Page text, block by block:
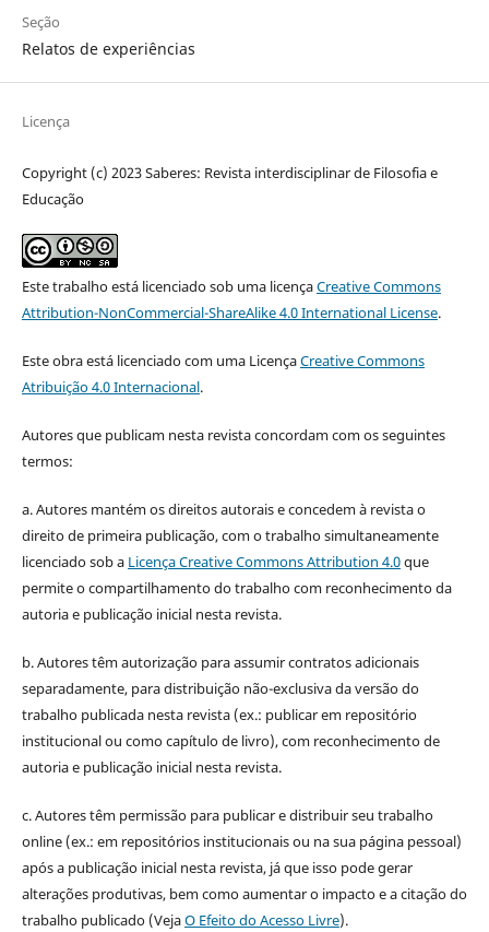
Seção
Relatos de experiências
Licença
Copyright (c) 2023 Saberes: Revista interdisciplinar de Filosofia e
Educação
Este trabalho está licenciado sob uma licençaCreative Commons
Attribution-NonCommercial-ShareAlike 4.0 International License.
Este obra está licenciado com uma LicençaCreative Commons
Atribuição 4.0 Internacional.
Autores que publicam nesta revista concordam com os seguintes
termos:
a. Autores mantém os direitos autorais e concedem à revista o
direito de primeira publicação, com o trabalho simultaneamente
licenciado sob a Licença Creative Commons Attribution 4.0que
permite o compartilhamento do trabalho com reconhecimento da
autoria e publicação inicial nesta revista.
b. Autores têm autorização para assumir contratos adicionais
separadamente, para distribuição não-exclusiva da versão do
trabalho publicada nesta revista (ex.: publicar em repositório
institucional ou como capítulo de livro), com reconhecimento de
autoria e publicação inicial nesta revista.
c. Autores têm permissão para publicar e distribuir seu trabalho
online (ex.: em repositórios institucionais ou na sua página pessoal)
após a publicação inicial nesta revista, já que isso pode gerar
alterações produtivas, bem como aumentar o impacto e a citação do
trabalho publicado (VejaO Efeito do Acesso Livre).